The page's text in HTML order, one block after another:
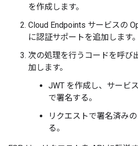
を作成します。
Cloud Endpoints サービスの
に認証サポートを追加します。
次の処理を行うコードを呼び
加します。
JWT を作成し、サービ
で署名する。
リクエストで署名済み
る。